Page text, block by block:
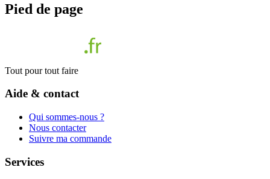
Pied de page
Tout pour tout faire
Aide & contact
Qui sommes-nous ?
Nous contacter
Suivre ma commande
Services